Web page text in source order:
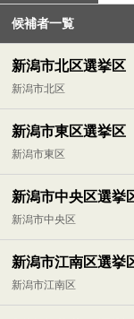
候補者一覧
新潟市北区選挙区
新潟市北区
新潟市東区選挙区
新潟市東区
新潟市中央区選挙
新潟市中央区
新潟市江南区選挙
新潟市江南区